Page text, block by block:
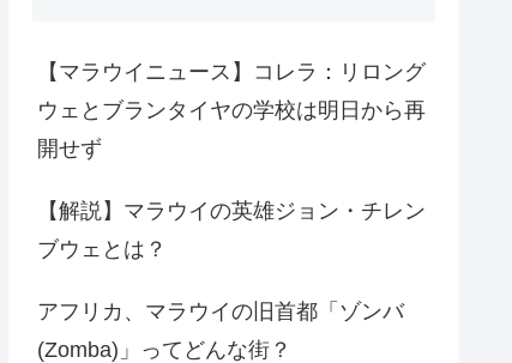
【マラウイニュース】コレラ：リロング
ウェとブランタイヤの学校は明日から再
開せず
【解説】マラウイの英雄ジョン・チレン
ブウェとは？
アフリカ、マラウイの旧首都「ゾンバ
(Zomba)」ってどんな街？